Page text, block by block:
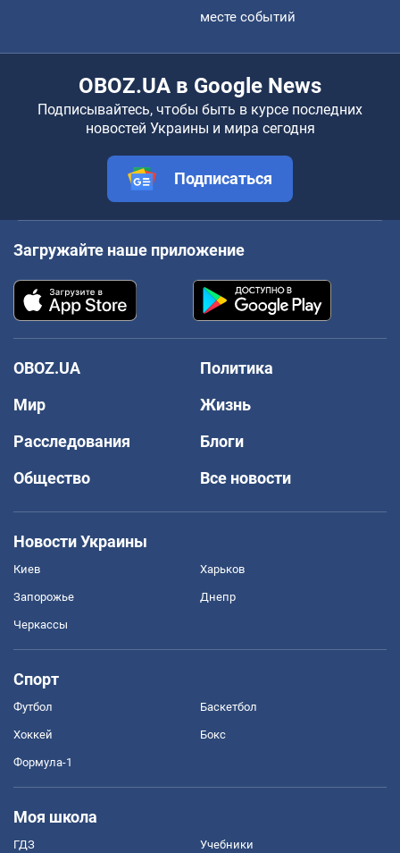
месте событий
OBOZ.UA в Google News
Подписывайтесь, чтобы быть в курсе последних
новостей Украины и мира сегодня
Подписаться
Загружайте наше приложение
OBOZ.UA
Политика
Мир
Жизнь
Расследования
Блоги
Общество
Все новости
Новости Украины
Киев Харьков
Запорожье Днепр
Черкассы
Спорт
Футбол Баскетбол
Хоккей Бокс
Формула-1
Моя школа
ГДЗ Учебники